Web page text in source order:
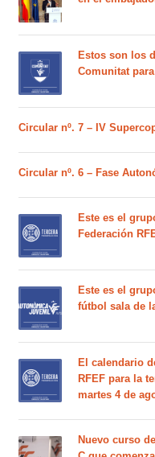
Estos son los
Comunitat
Circular nº. 7 – IV
Circular nº. 6 – Fase
Este es el
Federación
Este es el
fútbol sala de
El calendario
RFEF para la
martes 4 de
Nuevo curso